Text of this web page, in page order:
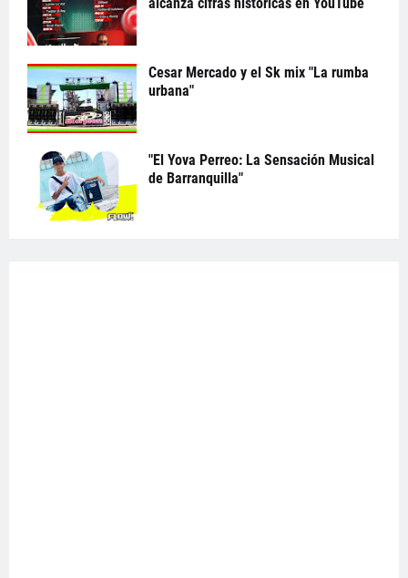
Cesar Mercado y el Sk mix "La rumba
urbana"
"El Yova Perreo: La Sensación Musical
de Barranquilla"